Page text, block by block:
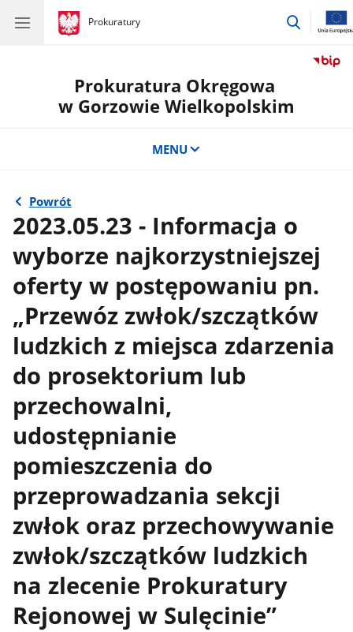
gov.pl
Prokuratury
gov.pl
Prokuratury
przejdź
Prokuratura Okręgowa
w Gorzowie Wielkopolskim
MENU
Powrót
2023.05.23 - Informacja o
wyborze najkorzystniejszej
oferty w postępowaniu pn.
„Przewóz zwłok/szczątków
ludzkich z miejsca zdarzenia
do prosektorium lub
przechowalni,
udostępnianie
pomieszczenia do
przeprowadzania sekcji
zwłok oraz przechowywanie
zwłok/szczątków ludzkich
na zlecenie Prokuratury
Rejonowej w Sulęcinie”